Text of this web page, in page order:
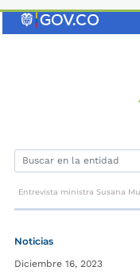
Entrevista ministra Susana
Noticias
Diciembre 16, 2023